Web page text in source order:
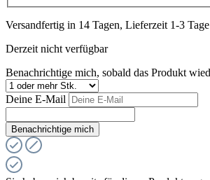
Versandfertig in 14 Tagen, Lieferzeit 1-3 Tage
Derzeit nicht verfügbar
Benachrichtige mich, sobald das Produkt
Deine E-Mail
Benachrichtige mich